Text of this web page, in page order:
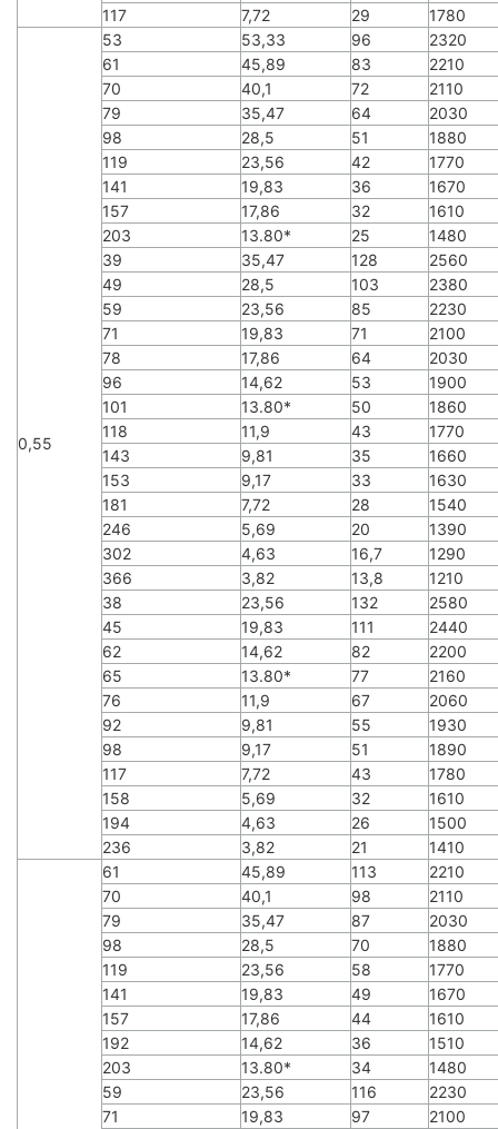
117 7,72 29 1780
0,55
53 53,33 96
2320
61
45,89 83
2210
70
40,1 72
2110
79
35,47 64
2030
98
28,5 51
1880
119
23,56 42
1770
141
19,83 36
1670
157
17,86 32
1610
203
13.80* 25
1480
39
35,47 128
2560
49
28,5 103
2380
59
23,56 85
2230
71
19,83 71
2100
78
17,86 64
2030
96
14,62 53
1900
101
13.80* 50
1860
118
11,9 43
1770
143
9,81 35
1660
153
9,17 33
1630
181
7,72 28
1540
246
5,69 20
1390
302
4,63 16,7
1290
366
3,82 13,8
1210
38
23,56 132
2580
45
19,83 111
2440
62
14,62 82
2200
65
13.80* 77
2160
76
11,9 67
2060
92
9,81 55
1930
98
9,17 51
1890
117
7,72 43
1780
158
5,69 32
1610
194
4,63 26
1500
236
3,82 21 1410
61 45,89 113
2210
70
40,1 98
2110
79
35,47 87
2030
98
28,5 70
1880
119
23,56 58
1770
141
19,83 49
1670
157
17,86 44
1610
192
14,62 36
1510
203
13.80* 34
1480
59
23,56 116
2230
71
19,83 97
2100